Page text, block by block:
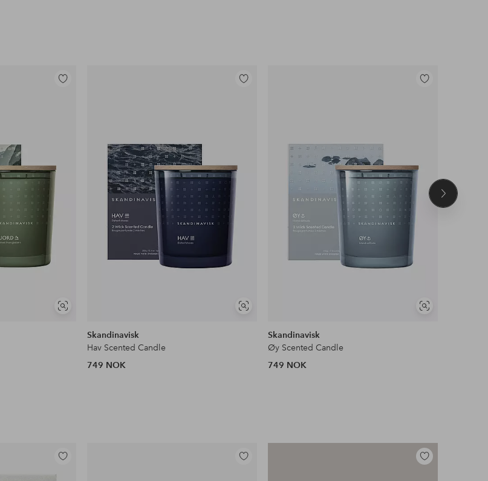
Vis
Legg
Vis
Legg
Skandinavisk
Hav Scented Candle
749 NOK
Vis
Legg
Skandinavisk
Øy Scented Candle
749 NOK
Neste
Legg
til
Legg
Legg